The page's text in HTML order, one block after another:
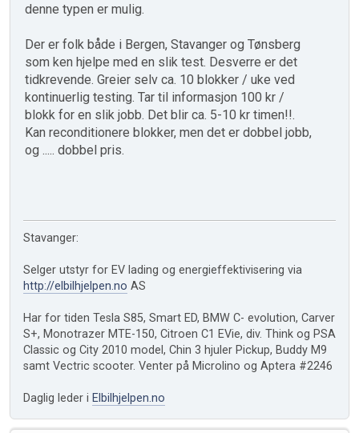
denne typen er mulig.
Der er folk både i Bergen, Stavanger og Tønsberg
som ken hjelpe med en slik test. Desverre er det
tidkrevende. Greier selv ca. 10 blokker / uke ved
kontinuerlig testing. Tar til informasjon 100 kr /
blokk for en slik jobb. Det blir ca. 5-10 kr timen!!.
Kan reconditionere blokker, men det er dobbel jobb,
og ..... dobbel pris.
Stavanger:
Selger utstyr for EV lading og energieffektivisering via
http://elbilhjelpen.no AS
Har for tiden Tesla S85, Smart ED, BMW C- evolution, Carver
S+, Monotrazer MTE-150, Citroen C1 EVie, div. Think og PSA
Classic og City 2010 model, Chin 3 hjuler Pickup, Buddy M9
samt Vectric scooter. Venter på Microlino og Aptera #2246
Daglig leder i Elbilhjelpen.no